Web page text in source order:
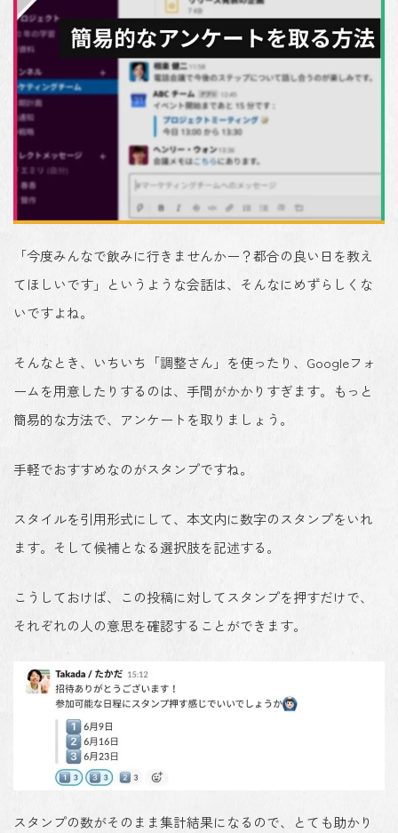
「今度みんなで飲みに行きませんかー？都合の良い日を教え
てほしいです」というような会話は、そんなにめずらしくな
いですよね。
そんなとき、いちいち「調整さん」を使ったり、Googleフォ
ームを用意したりするのは、手間がかかりすぎます。もっと
簡易的な方法で、アンケートを取りましょう。
手軽でおすすめなのがスタンプですね。
スタイルを引用形式にして、本文内に数字のスタンプをいれ
ます。そして候補となる選択肢を記述する。
こうしておけば、この投稿に対してスタンプを押すだけで、
それぞれの人の意思を確認することができます。
スタンプの数がそのまま集計結果になるので、とても助かり